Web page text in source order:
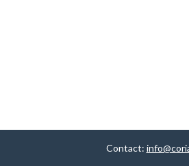
Contact: